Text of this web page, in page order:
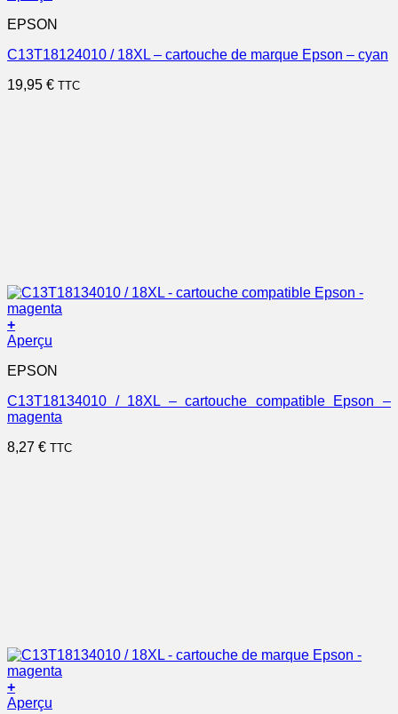
EPSON
C13T18124010 / 18XL – cartouche de marque Epson – cyan
19,95 € TTC
+
Aperçu
EPSON
C13T18134010 / 18XL – cartouche compatible Epson –
magenta
8,27 € TTC
+
Aperçu